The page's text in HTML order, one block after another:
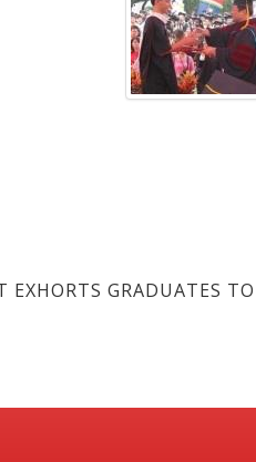
GRADUATES